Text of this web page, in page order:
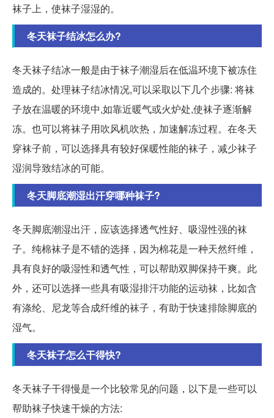
袜子上，使袜子湿湿的。
冬天袜子结冰怎么办?
冬天袜子结冰一般是由于袜子潮湿后在低温环境下被冻住
造成的。处理袜子结冰情况,可以采取以下几个步骤: 将袜
子放在温暖的环境中,如靠近暖气或火炉处,使袜子逐渐解
冻。也可以将袜子用吹风机吹热，加速解冻过程。在冬天
穿袜子前，可以选择具有较好保暖性能的袜子，减少袜子
湿润导致结冰的可能。
冬天脚底潮湿出汗穿哪种袜子?
冬天脚底潮湿出汗，应该选择透气性好、吸湿性强的袜
子。纯棉袜子是不错的选择，因为棉花是一种天然纤维，
具有良好的吸湿性和透气性，可以帮助双脚保持干爽。此
外，还可以选择一些具有吸湿排汗功能的运动袜，比如含
有涤纶、尼龙等合成纤维的袜子，有助于快速排除脚底的
湿气。
冬天袜子怎么干得快?
冬天袜子干得慢是一个比较常见的问题，以下是一些可以
帮助袜子快速干燥的方法: